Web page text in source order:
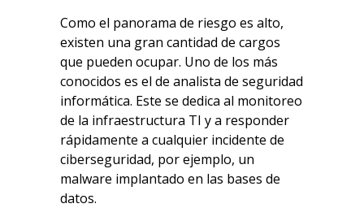
Como el panorama de riesgo es alto,
existen una gran cantidad de cargos
que pueden ocupar. Uno de los más
conocidos es el de analista de seguridad
informática. Este se dedica al monitoreo
de la infraestructura TI y a responder
rápidamente a cualquier incidente de
ciberseguridad, por ejemplo, un
malware implantado en las bases de
datos.